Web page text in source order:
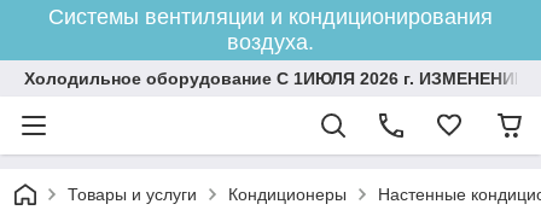
Системы вентиляции и кондиционирования
воздуха.
Холодильное оборудование С 1ИЮЛЯ 2026 г.
Товары и услуги Кондиционеры Настенные